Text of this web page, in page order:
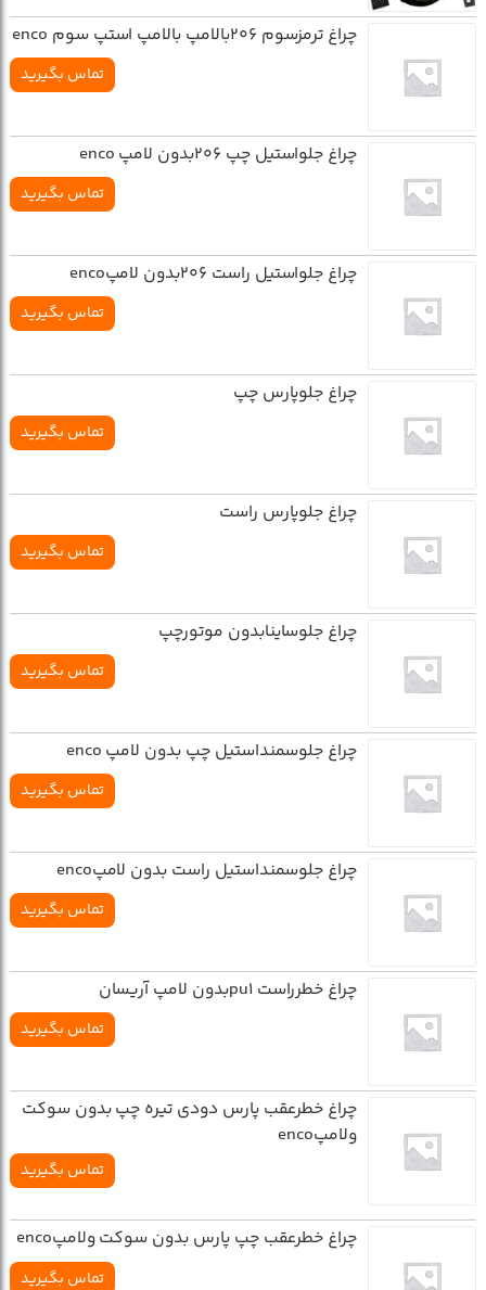
چراغ ترمزسوم 206بالامپ بالامپ استپ سوم enco
تماس بگیرید
چراغ جلواستيل چپ 206بدون لامپ enco
تماس بگیرید
چراغ جلواستيل راست 206بدون لامپenco
تماس بگیرید
چراغ جلوپارس چپ
تماس بگیرید
چراغ جلوپارس راست
تماس بگیرید
چراغ جلوساينابدون موتورچپ
تماس بگیرید
چراغ جلوسمنداستيل چپ بدون لامپ enco
تماس بگیرید
چراغ جلوسمنداستيل راست بدون لامپenco
تماس بگیرید
چراغ خطرراست pu1بدون لامپ آريسان
تماس بگیرید
چراغ خطرعقب پارس دودي تيره چپ بدون سوکت
ولامپenco
تماس بگیرید
چراغ خطرعقب چپ پارس بدون سوکت ولامپenco
تماس بگیرید